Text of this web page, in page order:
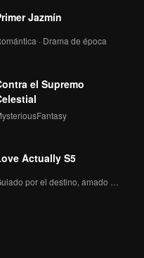
Jazmín
· Drama de época
el Supremo
Actually S5